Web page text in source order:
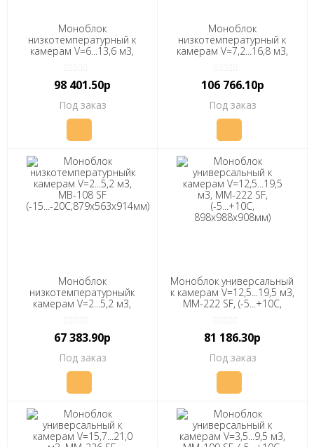
Моноблок
низкотемпературный к
камерам V=6...13,6 м3,
98 401.50р
Под заказ
Моноблок
низкотемпературный к
камерам V=7,2...16,8 м3,
106 766.10р
Под заказ
Моноблок
низкотемпературныйк
камерам V=2...5,2 м3,
"ПОЛАИР"
67 383.90р
Под заказ
Моноблок универсальный
к камерам V=12,5...19,5 м3,
ММ-222 SF, (-5...+10С,
81 186.30р
Под заказ